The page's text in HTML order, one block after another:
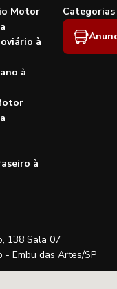
Motor
à
à
à
Categorias
138 Sala 07
- Embu das Artes/SP